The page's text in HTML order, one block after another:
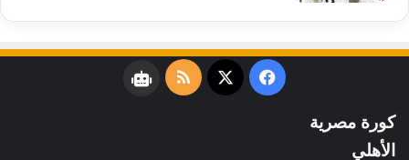
فيسبوك
‫X
ملخصنبض
كورة مصرية
الأهلي